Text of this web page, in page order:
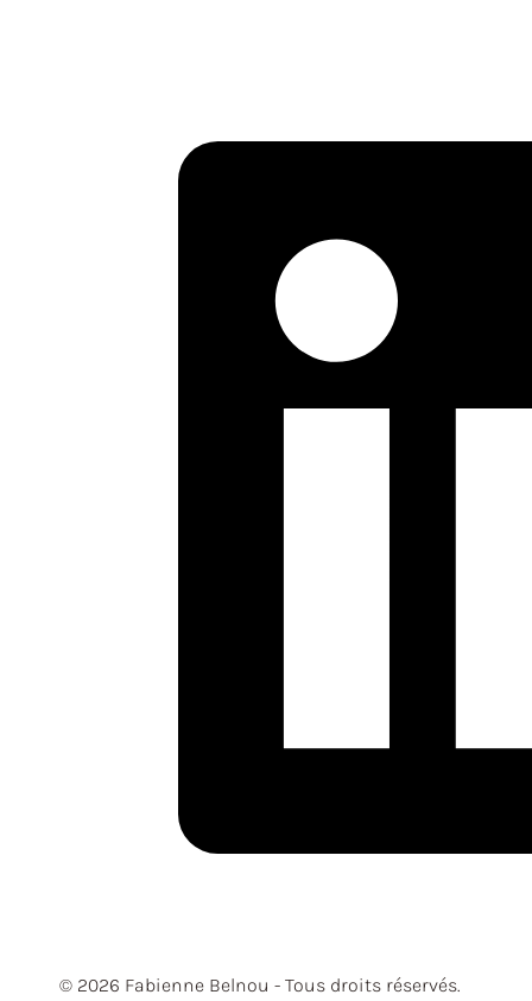
© 2026 Fabienne Belnou - Tous droits réservés.